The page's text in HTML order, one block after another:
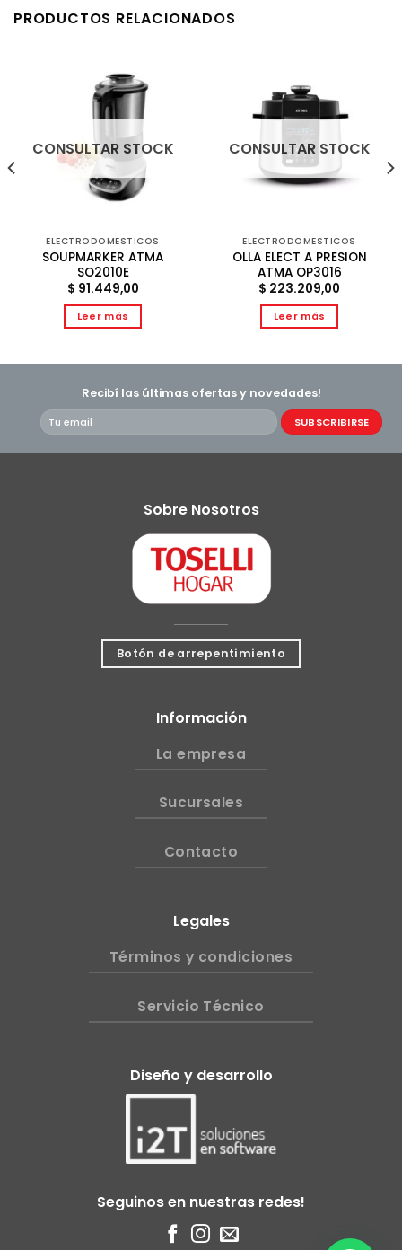
PRODUCTOS RELACIONADOS
CONSULTAR STOCK
ELECTRODOMESTICOS
SOUPMARKER ATMA
SO2010E
$ 91.449,00
Leer más
CONSULTAR STOCK
ELECTRODOMESTICOS
OLLA ELECT A PRESION
ATMA OP3016
$ 223.209,00
Leer más
Recibí las últimas ofertas y novedades!
Sobre Nosotros
Botón de arrepentimiento
Información
La empresa
Sucursales
Contacto
Legales
Términos y condiciones
Servicio Técnico
Diseño y desarrollo
Seguinos en nuestras redes!